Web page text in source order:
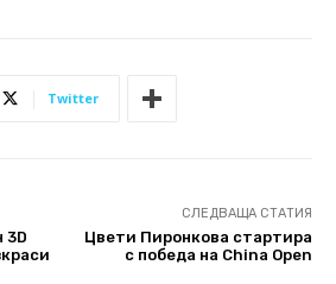
Twitter
3D
СЛЕДВАЩА СТАТИЯ
Цвети Пиронкова стартира
с победа на China Open